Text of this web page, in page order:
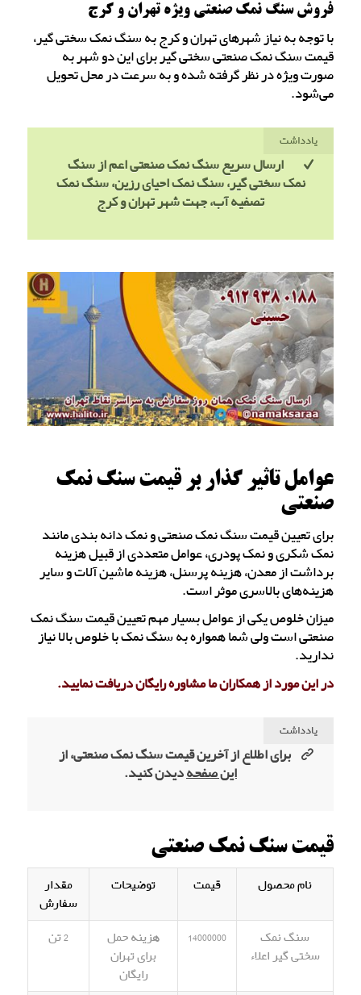
فروش سنگ نمک صنعتی ویژه تهران و کرج
با توجه به نیاز شهرهای تهران و کرج به سنگ نمک سختی گیر،
قیمت سنگ نمک صنعتی سختی گیر برای این دو شهر به
صورت ویژه در نظر گرفته شده و به سرعت در محل تحویل
می‌شود.
یادداشت
ارسال سریع سنگ نمک صنعتی اعم از سنگ
نمک سختی گیر، سنگ نمک احیای رزین، سنگ نمک
تصفیه آب، جهت شهر تهران و کرج
عوامل تاثیر گذار بر قیمت سنگ نمک
صنعتی
برای تعیین قیمت سنگ نمک صنعتی و نمک دانه‌ بندی مانند
نمک شکری و نمک پودری، عوامل متعددی از قبیل هزینه
برداشت از معدن، هزینه پرسنل، هزینه ماشین آلات و سایر
هزینه‌های بالاسری موثر است.
میزان خلوص یکی از عوامل بسیار مهم تعیین قیمت سنگ نمک
صنعتی است ولی شما همواره به سنگ نمک با خلوص بالا نیاز
ندارید.
در این مورد از همکاران ما مشاوره رایگان دریافت نمایید.
یادداشت
برای اطلاع از آخرین قیمت سنگ نمک صنعتی، از
این صفحهدیدن کنید.
قیمت سنگ نمک صنعتی
نام محصول قیمت توضیحات
مقدار
سفارش
سنگ نمک
سختی گیر اعلاء
14000000
هزینه حمل
برای تهران
رایگان
2 تن